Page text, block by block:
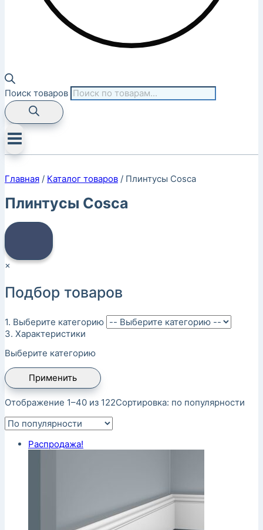
Поиск товаров
Главная / Каталог товаров / Плинтусы Cosca
Плинтусы Cosca
×
Подбор товаров
1. Выберите категорию
3. Характеристики
Выберите категорию
Применить
Отображение 1–40 из 122Сортировка: по популярности
Распродажа!